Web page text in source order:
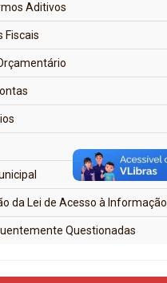
Aditivos
Fiscais
da Lei de Acesso à Informação
Questionadas